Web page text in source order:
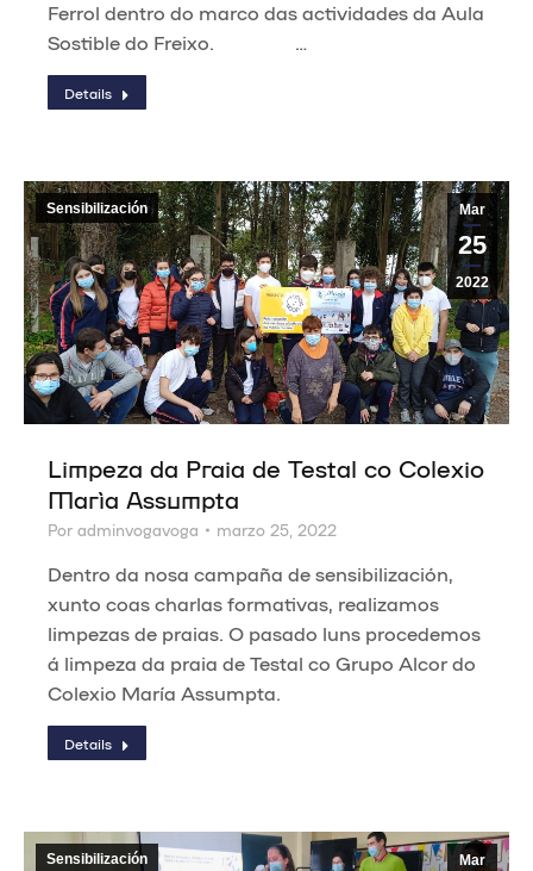
Ferrol dentro do marco das actividades da Aula
Sostible do Freixo. …
Details
Mar
25
2022
Sensibilización
Limpeza da Praia de Testal co Colexio
María Assumpta
Por adminvogavoga marzo 25, 2022
Dentro da nosa campaña de sensibilización,
xunto coas charlas formativas, realizamos
limpezas de praias. O pasado luns procedemos
á limpeza da praia de Testal co Grupo Alcor do
Colexio María Assumpta.
Details
Mar
Sensibilización